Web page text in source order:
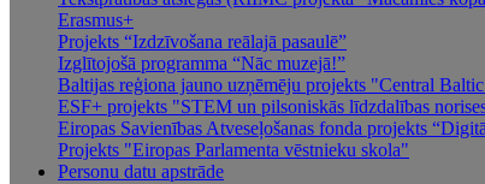
Erasmus+
Projekts “Izdzīvošana reālajā pasaulē”
Izglītojošā programma “Nāc muzejā!”
Baltijas reģiona jauno uzņēmēju projekts "Central
ESF+ projekts "STEM un pilsoniskās līdzdalības
Eiropas Savienības Atveseļošanas fonda projekts
Projekts "Eiropas Parlamenta vēstnieku skola"
Personu datu apstrāde